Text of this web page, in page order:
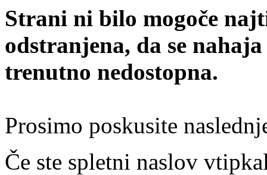
Strani ni bilo mogoče
odstranjena, da se
trenutno nedostopna.
Prosimo poskusite
Če ste spletni naslov